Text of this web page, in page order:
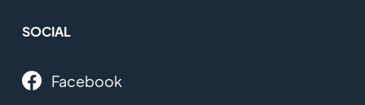
SOCIAL
Facebook